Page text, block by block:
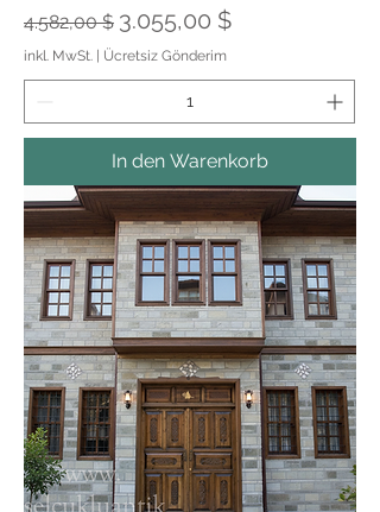
Standardpreis
4.582,00 $ Sale-Preis
3.055,00 $
inkl. MwSt. | Ücretsiz Gönderim
In den Warenkorb